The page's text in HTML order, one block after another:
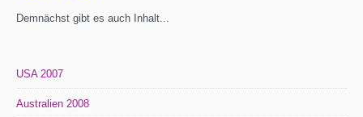
Demnächst gibt es auch Inhalt...
USA 2007
Australien 2008